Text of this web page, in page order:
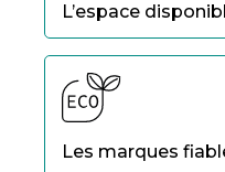
L’espace
Une analyse des
est essentielle.
Les marques